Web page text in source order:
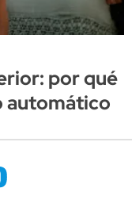
por qué
automático